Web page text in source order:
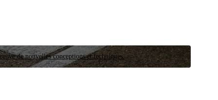
de nouvelles conceptions et techniques.